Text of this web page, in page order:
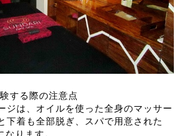
する際の注意点
ジは、オイルを使った全身のマッサー
下着も全部脱ぎ、スパで用意された